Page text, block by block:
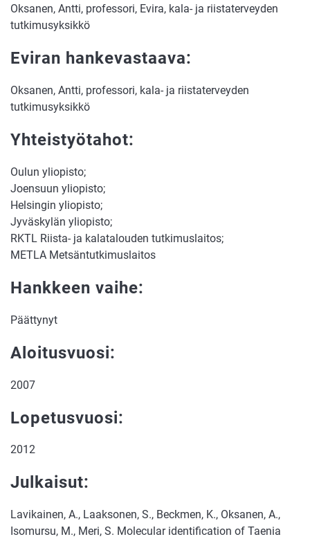
Oksanen, Antti, professori, Evira, kala- ja riistaterveyden
tutkimusyksikkö
Eviran hankevastaava:
Oksanen, Antti, professori, kala- ja riistaterveyden
tutkimusyksikkö
Yhteistyötahot:
Oulun yliopisto;
Joensuun yliopisto;
Helsingin yliopisto;
Jyväskylän yliopisto;
RKTL Riista- ja kalatalouden tutkimuslaitos;
METLA Metsäntutkimuslaitos
Hankkeen vaihe:
Päättynyt
Aloitusvuosi:
2007
Lopetusvuosi:
2012
Julkaisut:
Lavikainen, A., Laaksonen, S., Beckmen, K., Oksanen, A.,
Isomursu, M., Meri, S. Molecular identification of Taenia